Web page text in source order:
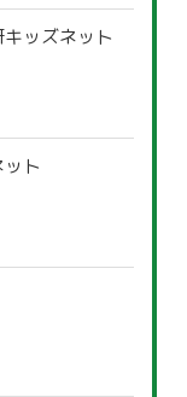
ッズネット
ト